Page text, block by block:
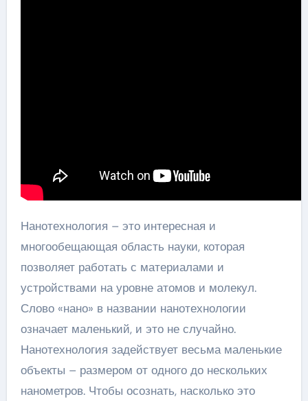
Нанотехнология – это интересная и
многообещающая область науки, которая
позволяет работать с материалами и
устройствами на уровне атомов и молекул.
Слово «нано» в названии нанотехнологии
означает маленький, и это не случайно.
Нанотехнология задействует весьма маленькие
объекты – размером от одного до нескольких
нанометров. Чтобы осознать, насколько это